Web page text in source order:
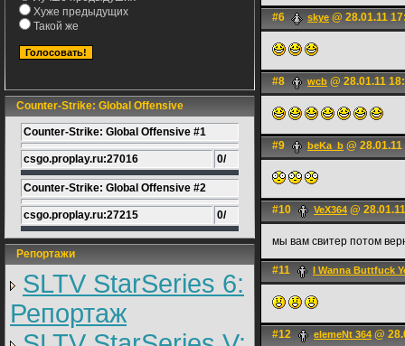
Хуже предыдущих
Такой же
Counter-Strike: Global Offensive
Counter-Strike: Global Offensive #1
csgo.proplay.ru:27016 0/
Counter-Strike: Global Offensive #2
csgo.proplay.ru:27215 0/
Репортажи
SLTV StarSeries 6:
Репортаж
#6 skye @ 28.01.11
#8 wcb @ 28.01.11
#9 beKa_b @
#10 VeX364 @
мы вам свитер потом
#11 I Wanna Buttfuck
#12 elemeNt 364 @